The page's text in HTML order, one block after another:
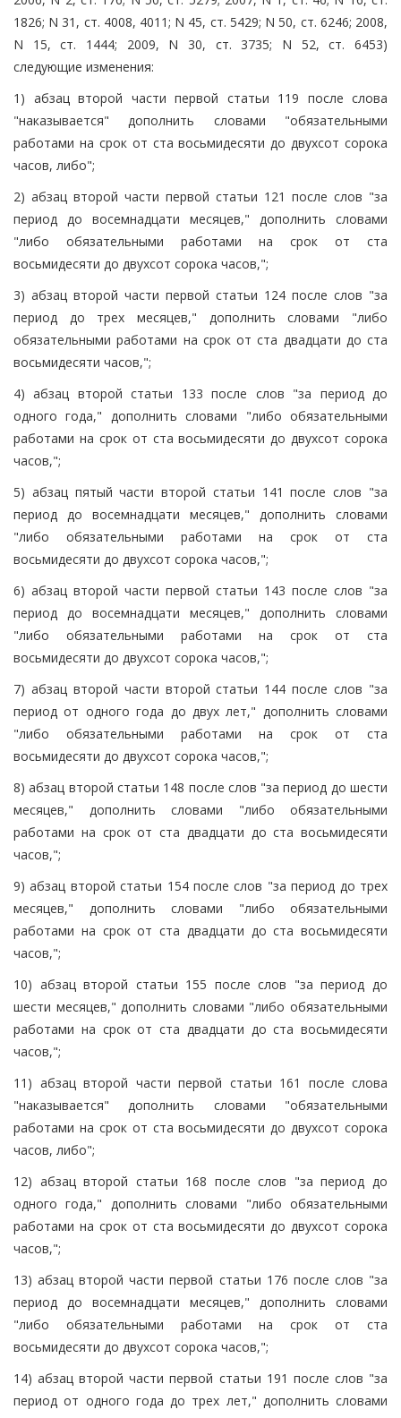
1826; N 31, ст. 4008, 4011; N 45, ст. 5429; N 50, ст. 6246; 2008,
N 15, ст. 1444; 2009, N 30, ст. 3735; N 52, ст. 6453)
следующие изменения:
1) абзац второй части первой статьи 119 после слова
"наказывается" дополнить словами "обязательными
работами на срок от ста восьмидесяти до двухсот сорока
часов, либо";
2) абзац второй части первой статьи 121 после слов "за
период до восемнадцати месяцев," дополнить словами
"либо обязательными работами на срок от ста
восьмидесяти до двухсот сорока часов,";
3) абзац второй части первой статьи 124 после слов "за
период до трех месяцев," дополнить словами "либо
обязательными работами на срок от ста двадцати до ста
восьмидесяти часов,";
4) абзац второй статьи 133 после слов "за период до
одного года," дополнить словами "либо обязательными
работами на срок от ста восьмидесяти до двухсот сорока
часов,";
5) абзац пятый части второй статьи 141 после слов "за
период до восемнадцати месяцев," дополнить словами
"либо обязательными работами на срок от ста
восьмидесяти до двухсот сорока часов,";
6) абзац второй части первой статьи 143 после слов "за
период до восемнадцати месяцев," дополнить словами
"либо обязательными работами на срок от ста
восьмидесяти до двухсот сорока часов,";
7) абзац второй части второй статьи 144 после слов "за
период от одного года до двух лет," дополнить словами
"либо обязательными работами на срок от ста
восьмидесяти до двухсот сорока часов,";
8) абзац второй статьи 148 после слов "за период до шести
месяцев," дополнить словами "либо обязательными
работами на срок от ста двадцати до ста восьмидесяти
часов,";
9) абзац второй статьи 154 после слов "за период до трех
месяцев," дополнить словами "либо обязательными
работами на срок от ста двадцати до ста восьмидесяти
часов,";
10) абзац второй статьи 155 после слов "за период до
шести месяцев," дополнить словами "либо обязательными
работами на срок от ста двадцати до ста восьмидесяти
часов,";
11) абзац второй части первой статьи 161 после слова
"наказывается" дополнить словами "обязательными
работами на срок от ста восьмидесяти до двухсот сорока
часов, либо";
12) абзац второй статьи 168 после слов "за период до
одного года," дополнить словами "либо обязательными
работами на срок от ста восьмидесяти до двухсот сорока
часов,";
13) абзац второй части первой статьи 176 после слов "за
период до восемнадцати месяцев," дополнить словами
"либо обязательными работами на срок от ста
восьмидесяти до двухсот сорока часов,";
14) абзац второй части первой статьи 191 после слов "за
период от одного года до трех лет," дополнить словами